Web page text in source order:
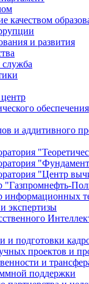
и развития
служба
обеспечения
и аддитивного
"Центр
"Газпромнефть-
информационных
экспертизы
и подготовки
проектов и
и
поддержки